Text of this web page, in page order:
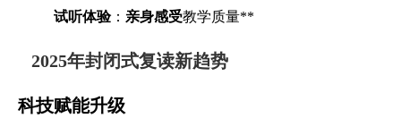
试听体验： 亲身感受教学质量**
2025年封闭式复读新趋势
科技赋能升级